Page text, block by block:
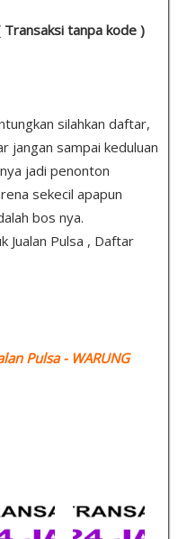
Transaksi tanpa kode )
silahkan daftar,
jangan sampai keduluan
jadi penonton
sekecil apapun
bos nya.
Jualan Pulsa , Daftar
Pulsa- WARUNG